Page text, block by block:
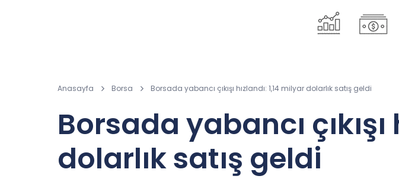
Anasayfa Borsa Borsada yabancı çıkışı hızlandı: 1,14 milyar dolarlık satış geldi
Borsada yabancı çıkışı
dolarlık satış geldi